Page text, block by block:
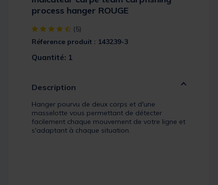
process hanger ROUGE
[object Object] out of 5 Customer Rating
(5)
Réference produit : 143239-3
Quantité: 1
Description
Hanger pourvu de deux corps et d'une
masselotte vous permettant de détecter
facilement chaque mouvement de votre ligne et
s'adaptant à chaque situation.